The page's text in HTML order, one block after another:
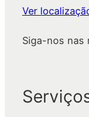
Ver
Siga-nos nas